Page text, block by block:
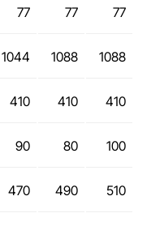
77 77 77
1044 1088 1088
410 410 410
90 80 100
470 490 510